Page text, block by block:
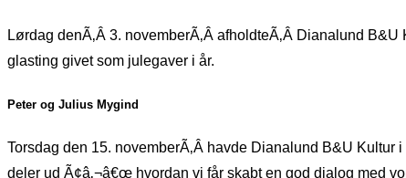
Lørdag denÃ‚Â 3. novemberÃ‚Â afholdteÃ‚Â Dianalund
glasting givet som julegaver i år.
Peter og Julius Mygind
Torsdag den 15. novemberÃ‚Â havde Dianalund B&U Kultur
deler ud Ã¢â‚¬â€œ hvordan vi får skabt en god dialog med